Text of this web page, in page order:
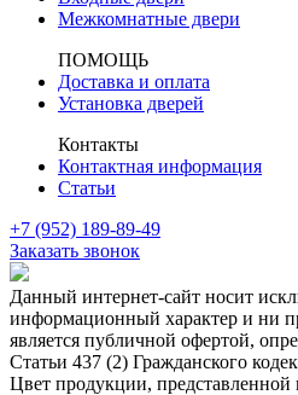
Межкомнатные двери
ПОМОЩЬ
Доставка и оплата
Установка дверей
Контакты
Контактная информация
Статьи
+7 (952) 189-89-49
Заказать звонок
Данный интернет-сайт носит
информационный характер и ни
является публичной офертой,
Статьи 437 (2) Гражданского
Цвет продукции, представленной